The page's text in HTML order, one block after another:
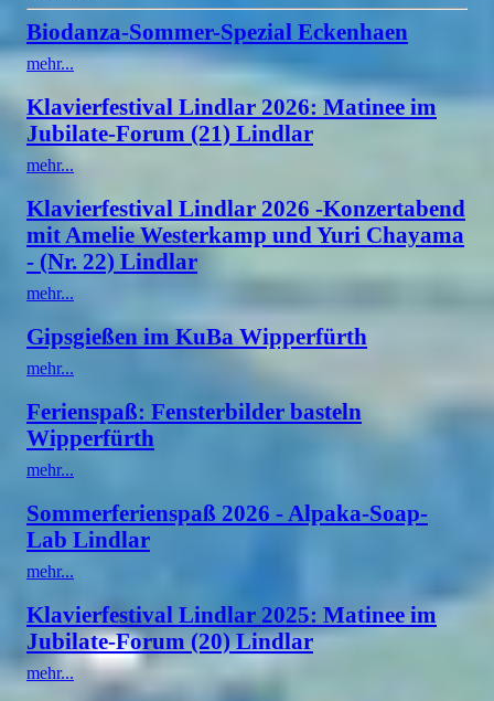
Biodanza-Sommer-Spezial Eckenhaen
mehr...
Klavierfestival Lindlar 2026: Matinee im
Jubilate-Forum (21) Lindlar
mehr...
Klavierfestival Lindlar 2026 -Konzertabend
mit Amelie Westerkamp und Yuri Chayama
- (Nr. 22) Lindlar
mehr...
Gipsgießen im KuBa Wipperfürth
mehr...
Ferienspaß: Fensterbilder basteln
Wipperfürth
mehr...
Sommerferienspaß 2026 - Alpaka-Soap-
Lab Lindlar
mehr...
Klavierfestival Lindlar 2025: Matinee im
Jubilate-Forum (20) Lindlar
mehr...